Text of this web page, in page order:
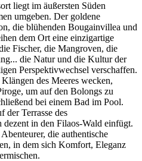
liegt im äußersten Süden
umgeben. Der goldene
die blühenden Bougainvillea und
dem Ort eine einzigartige
Fischer, die Mangroven, die
die Natur und die Kultur der
Perspektivwechsel verschaffen.
des Meeres wecken,
um auf den Bolongs zu
bei einem Bad im Pool.
der Terrasse des
dezent in den Filaos-Wald einfügt.
die authentische
in dem sich Komfort, Eleganz